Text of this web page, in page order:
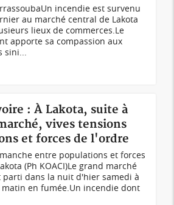
incendie est survenu
au marché central de Lakota
lieux de commerces.Le
apporte sa compassion aux
sini...
: À Lakota, suite à
vives tensions
et forces de l'ordre
entre populations et forces
(Ph KOACI)Le grand marché
parti dans la nuit d'hier samedi à
en fumée.Un incendie dont